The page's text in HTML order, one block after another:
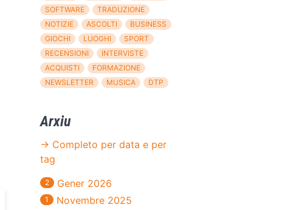
SOFTWARE
TRADUZIONE
NOTIZIE
ASCOLTI
BUSINESS
GIOCHI
LUOGHI
SPORT
RECENSIONI
INTERVISTE
ACQUISTI
FORMAZIONE
NEWSLETTER
MUSICA DTP
Arxiu
→ Completo per data e per
tag
2 Gener 2026
1 Novembre 2025